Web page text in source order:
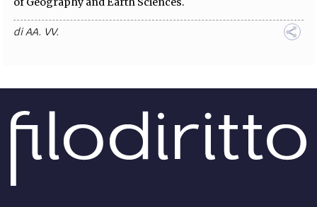
diAA. VV.